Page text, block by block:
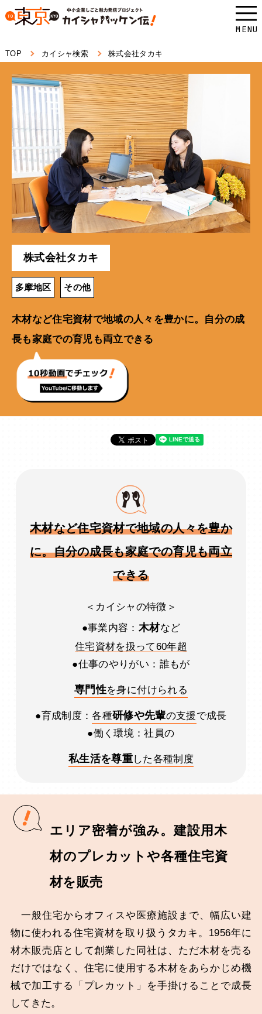
本
ス
す。
MENU
TOP カイシャ検索 株式会社タカキ
株式会社タカキ
多摩地区 その他
木材など住宅資材で地域の人々を豊かに。自分の成
長も家庭での育児も両立できる
木材など住宅資材で地域の人々を豊か
に。自分の成長も家庭での育児も両立
できる
＜カイシャの特徴＞
●事業内容： 木材など
住宅資材を扱って60年超
●仕事のやりがい：誰もが
専門性を身に付けられる
●育成制度：各種研修や先輩の支援で成長
●働く環境：社員の
私生活を尊重した各種制度
エリア密着が強み。建設用木
材のプレカットや各種住宅資
材を販売
一般住宅からオフィスや医療施設まで、幅広い建
物に使われる住宅資材を取り扱うタカキ。1956年に
材木販売店として創業した同社は、ただ木材を売る
だけではなく、住宅に使用する木材をあらかじめ機
械で加工する「プレカット」を手掛けることで成長
してきた。